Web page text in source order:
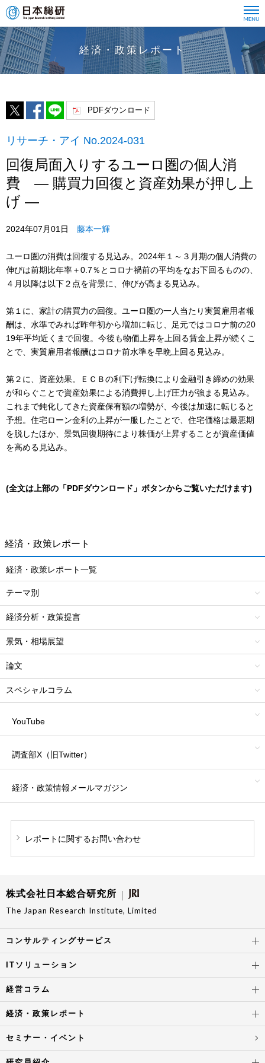
経済・政策レポート
PDFダウンロード
リサーチ・アイ No.2024-031
回復局面入りするユーロ圏の個人消
費 ― 購買力回復と資産効果が押し上
げ ―
2024年07月01日 藤本一輝
ユーロ圏の消費は回復する見込み。2024年１～３月期の個人消費の
伸びは前期比年率＋0.7％とコロナ禍前の平均をなお下回るものの、
４月以降は以下２点を背景に、伸びが高まる見込み。
第１に、家計の購買力の回復。ユーロ圏の一人当たり実質雇用者報
酬は、水準でみれば昨年初から増加に転じ、足元ではコロナ前の20
19年平均近くまで回復。今後も物価上昇を上回る賃金上昇が続くこ
とで、実質雇用者報酬はコロナ前水準を早晩上回る見込み。
第２に、資産効果。ＥＣＢの利下げ転換により金融引き締めの効果
が和らぐことで資産効果による消費押し上げ圧力が強まる見込み。
これまで鈍化してきた資産保有額の増勢が、今後は加速に転じると
予想。住宅ローン金利の上昇が一服したことで、住宅価格は最悪期
を脱したほか、景気回復期待により株価が上昇することが資産価値
を高める見込み。
(全文は上部の「PDFダウンロード」ボタンからご覧いただけます)
経済・政策レポート
経済・政策レポート一覧
テーマ別
経済分析・政策提言
景気・相場展望
論文
スペシャルコラム
YouTube
調査部X（旧Twitter）
経済・政策情報 メールマガジン
レポートに関するお問い合わせ
株式会社日本総合研究所
The Japan Research Institute, Limited
コンサルティングサービス
ITソリューション
経営コラム
経済・政策レポート
セミナー・イベント